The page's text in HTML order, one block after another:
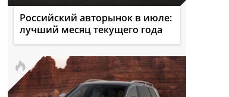
Российский авторынок в июле:
лучший месяц текущего года